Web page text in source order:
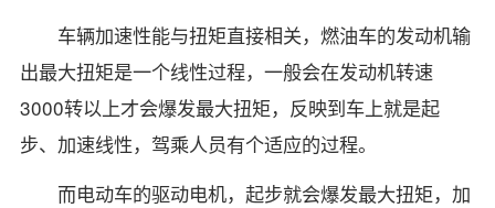
车辆加速性能与扭矩直接相关，燃油车的发动机输
出最大扭矩是一个线性过程，一般会在发动机转速
3000转以上才会爆发最大扭矩，反映到车上就是起
步、加速线性，驾乘人员有个适应的过程。
而电动车的驱动电机，起步就会爆发最大扭矩，加